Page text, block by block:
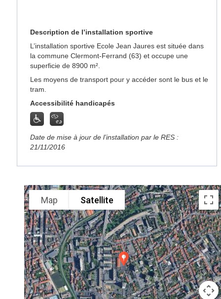
Description de l’installation sportive
L’installation sportive Ecole Jean Jaures est située dans
la commune Clermont-Ferrand (63) et occupe une
superficie de 8900 m².
Les moyens de transport pour y accéder sont le bus et le
tram.
Accessibilité handicapés
Date de mise à jour de l’installation par le RES :
21/11/2016
Map Satellite